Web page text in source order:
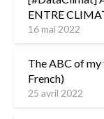
ENTRE
16 mai 2022
The ABC of
French)
25 avril 2022